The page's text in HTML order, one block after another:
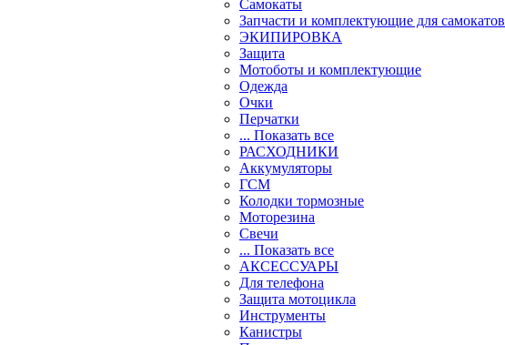
Самокаты
Запчасти и комплектующие для самокатов
ЭКИПИРОВКА
Защита
Мотоботы и комплектующие
Одежда
Очки
Перчатки
... Показать все
РАСХОДНИКИ
Аккумуляторы
ГСМ
Колодки тормозные
Моторезина
Свечи
... Показать все
АКСЕССУАРЫ
Для телефона
Защита мотоцикла
Инструменты
Канистры